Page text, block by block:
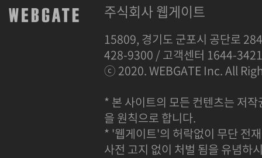
주식회사 웹게이트
15809, 경기도 군포시 공단로
428-9300 / 고객센터 1644-
ⓒ 2020. WEBGATE Inc. All
* 본 사이트의 모든 컨텐츠는 저
을 원칙으로 합니다.
* '웹게이트'의 허락없이 무단 전
사전 고지 없이 처벌 됨을 유념하